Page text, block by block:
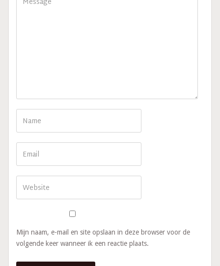
Mijn naam, e-mail en site opslaan in deze browser voor de
volgende keer wanneer ik een reactie plaats.